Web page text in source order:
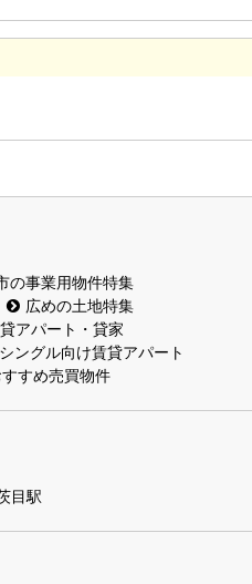
の事業用物件特集
広めの土地特集
アパート・貸家
ングル向け賃貸アパート
すすめ売買物件
目駅